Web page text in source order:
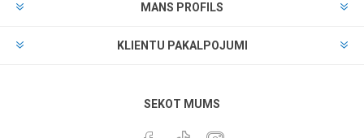
MANS PROFILS
KLIENTU PAKALPOJUMI
SEKOT MUMS